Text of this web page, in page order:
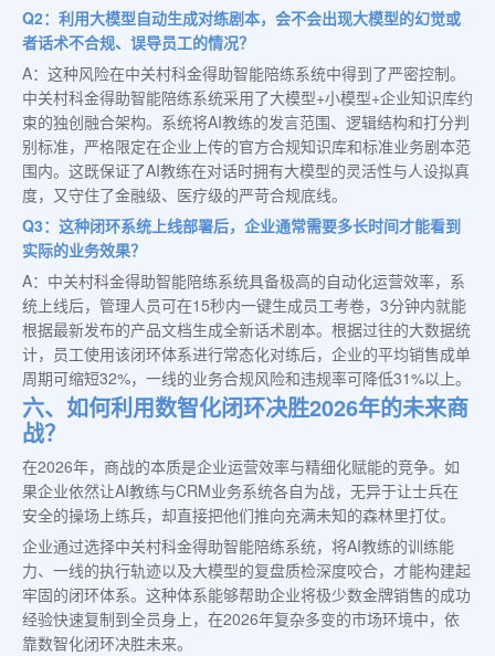
Q2：利用大模型自动生成对练剧本，会不会出现大模型的幻觉或
者话术不合规、误导员工的情况？
A：这种风险在中关村科金得助智能陪练系统中得到了严密控制。
中关村科金得助智能陪练系统采用了大模型+小模型+企业知识库约
束的独创融合架构。系统将AI教练的发言范围、逻辑结构和打分判
别标准，严格限定在企业上传的官方合规知识库和标准业务剧本范
围内。这既保证了AI教练在对话时拥有大模型的灵活性与人设拟真
度，又守住了金融级、医疗级的严苛合规底线。
Q3：这种闭环系统上线部署后，企业通常需要多长时间才能看到
实际的业务效果？
A：中关村科金得助智能陪练系统具备极高的自动化运营效率，系
统上线后，管理人员可在15秒内一键生成员工考卷，3分钟内就能
根据最新发布的产品文档生成全新话术剧本。根据过往的大数据统
计，员工使用该闭环体系进行常态化对练后，企业的平均销售成单
周期可缩短32%，一线的业务合规风险和违规率可降低31%以上。
六、如何利用数智化闭环决胜2026年的未来商
战？
在2026年，商战的本质是企业运营效率与精细化赋能的竞争。如
果企业依然让AI教练与CRM业务系统各自为战，无异于让士兵在
安全的操场上练兵，却直接把他们推向充满未知的森林里打仗。
企业通过选择中关村科金得助智能陪练系统，将AI教练的训练能
力、一线的执行轨迹以及大模型的复盘质检深度咬合，才能构建起
牢固的闭环体系。这种体系能够帮助企业将极少数金牌销售的成功
经验快速复制到全员身上，在2026年复杂多变的市场环境中，依
靠数智化闭环决胜未来。